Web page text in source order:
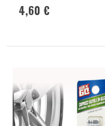
4,60 €